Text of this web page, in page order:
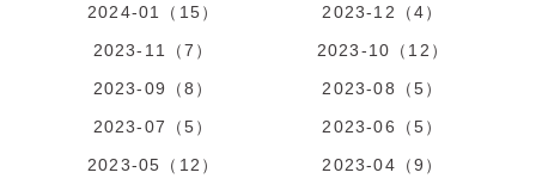
2024-01（15）
2023-12（4）
2023-11（7）
2023-10（12）
2023-09（8）
2023-08（5）
2023-07（5）
2023-06（5）
2023-05（12）
2023-04（9）